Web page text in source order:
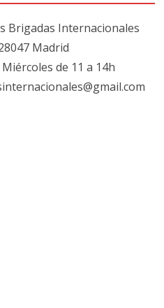
Brigadas Internacionales
Madrid
de 11 a 14h